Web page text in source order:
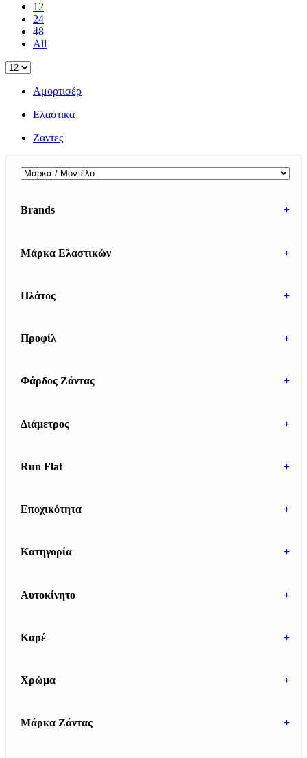
12
24
48
All
Αμορτισέρ
Ελαστικα
Ζαντες
Brands +
Μάρκα Ελαστικών +
Πλάτος +
Προφίλ +
Φάρδος Ζάντας +
Διάμετρος +
Run Flat +
Εποχικότητα +
Κατηγορία +
Αυτοκίνητο +
Καρέ +
Χρώμα +
Μάρκα Ζάντας +